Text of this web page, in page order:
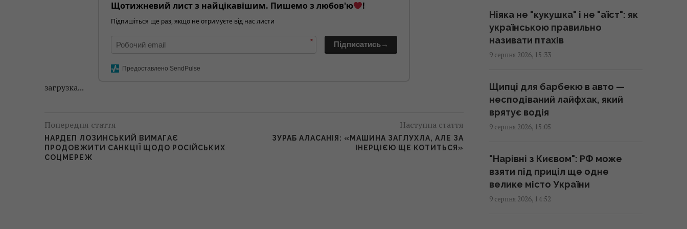
Щотижневий лист з найцікавішим. Пишемо з любов'ю !
Підпишіться ще раз, якщо не отримуєте від нас листи
* Підписатись→
Предоставлено SendPulse
загрузка...
Попередня стаття
НАРДЕП ЛОЗИНСЬКИЙ ВИМАГАЄ
ПРОДОВЖИТИ САНКЦІЇ ЩОДО РОСІЙСЬКИХ
СОЦМЕРЕЖ
Наступна стаття
ЗУРАБ АЛАСАНІЯ: «МАШИНА ЗАГЛУХЛА, АЛЕ ЗА
ІНЕРЦІЄЮ ЩЕ КОТИТЬСЯ»
Колишня дружина Дзідзьо в
особливий день показала
маленького сина (фото)
USB-C можна вставляти будь-
яким боком, але один із них
може працювати краще
8 речей із секонд-хенду, які
коштують значно більше, ніж ви
за них заплатите
Ніяка не "кукушка" і не "аїст": як
українською правильно
називати птахів
9 серпня 2026, 15:33
Щипці для барбекю в авто —
несподіваний лайфхак, який
врятує водія
9 серпня 2026, 15:05
"Нарівні з Києвом": РФ може
взяти під приціл ще одне
велике місто України
9 серпня 2026, 14:52